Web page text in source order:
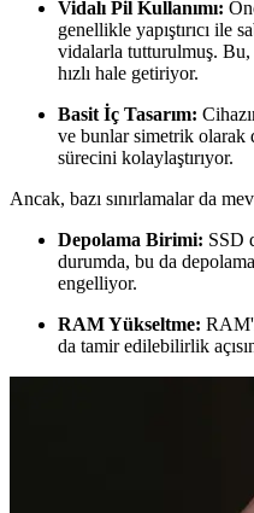
Vidalı Pil Kullanımı:
genellikle yapıştırıcı ile
vidalarla tutturulmuş.
hızlı hale getiriyor.
Basit İç Tasarım:
ve bunlar simetrik olarak
sürecini kolaylaştırıyor.
Ancak, bazı sınırlamalar da
Depolama Birimi: SSD
durumda, bu da
engelliyor.
RAM Yükseltme:
da tamir edilebilirlik